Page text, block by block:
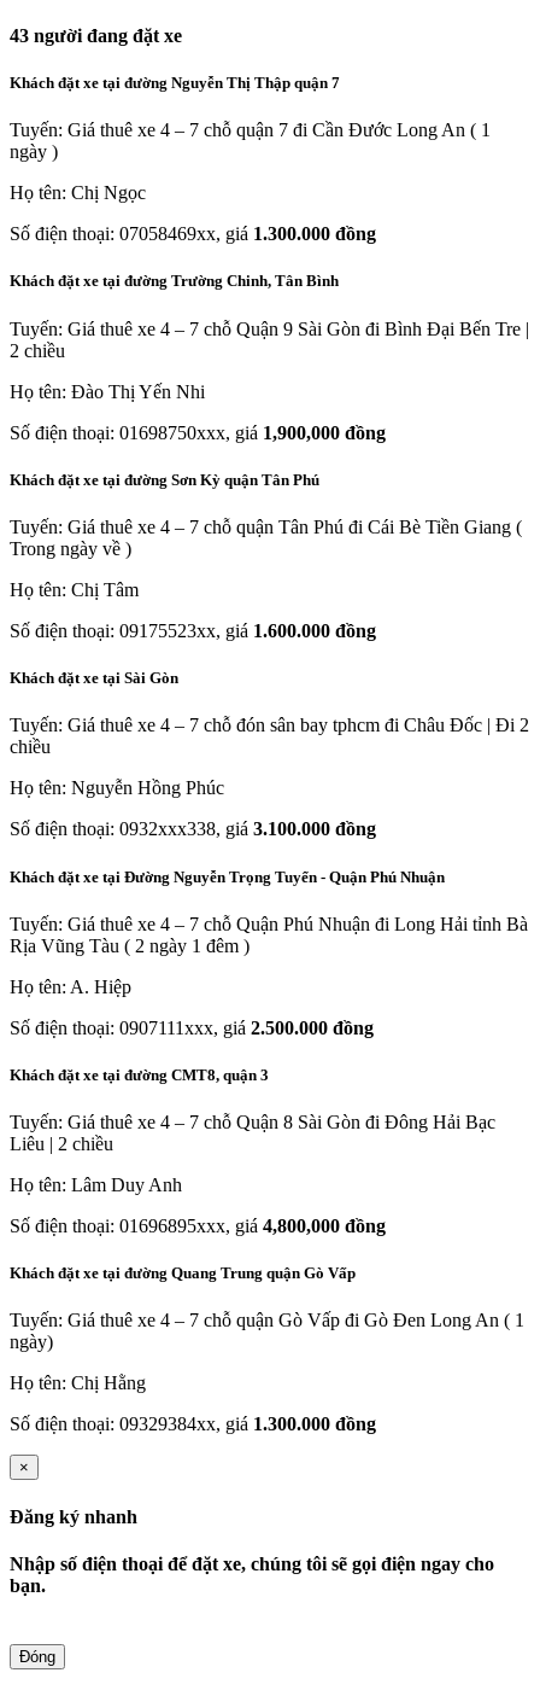
43 người đang đặt xe
Khách đặt xe tại đường Nguyễn Thị Thập quận 7
Tuyến: Giá thuê xe 4 – 7 chỗ quận 7 đi Cần Đước Long An ( 1
ngày )
Họ tên: Chị Ngọc
Số điện thoại: 07058469xx, giá 1.300.000 đồng
Khách đặt xe tại đường Trường Chinh, Tân Bình
Tuyến: Giá thuê xe 4 – 7 chỗ Quận 9 Sài Gòn đi Bình Đại Bến Tre |
2 chiều
Họ tên: Đào Thị Yến Nhi
Số điện thoại: 01698750xxx, giá 1,900,000 đồng
Khách đặt xe tại đường Sơn Kỳ quận Tân Phú
Tuyến: Giá thuê xe 4 – 7 chỗ quận Tân Phú đi Cái Bè Tiền Giang (
Trong ngày về )
Họ tên: Chị Tâm
Số điện thoại: 09175523xx, giá 1.600.000 đồng
Khách đặt xe tại Sài Gòn
Tuyến: Giá thuê xe 4 – 7 chỗ đón sân bay tphcm đi Châu Đốc | Đi 2
chiều
Họ tên: Nguyễn Hồng Phúc
Số điện thoại: 0932xxx338, giá 3.100.000 đồng
Khách đặt xe tại Đường Nguyễn Trọng Tuyển - Quận Phú Nhuận
Tuyến: Giá thuê xe 4 – 7 chỗ Quận Phú Nhuận đi Long Hải tỉnh Bà
Rịa Vũng Tàu ( 2 ngày 1 đêm )
Họ tên: A. Hiệp
Số điện thoại: 0907111xxx, giá 2.500.000 đồng
Khách đặt xe tại đường CMT8, quận 3
Tuyến: Giá thuê xe 4 – 7 chỗ Quận 8 Sài Gòn đi Đông Hải Bạc
Liêu | 2 chiều
Họ tên: Lâm Duy Anh
Số điện thoại: 01696895xxx, giá 4,800,000 đồng
Khách đặt xe tại đường Quang Trung quận Gò Vấp
Tuyến: Giá thuê xe 4 – 7 chỗ quận Gò Vấp đi Gò Đen Long An ( 1
ngày)
Họ tên: Chị Hằng
Số điện thoại: 09329384xx, giá 1.300.000 đồng
×
Đăng ký nhanh
Nhập số điện thoại để đặt xe, chúng tôi sẽ gọi điện ngay cho
bạn.
Đóng